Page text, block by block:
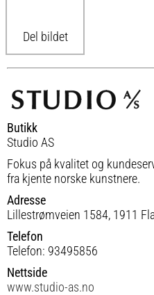
Del bildet
Butikk
Studio AS
Fokus på kvalitet og
fra kjente norske kunstnere.
Adresse
Lillestrømveien 1584, 1911
Telefon
Telefon: 93495856
Nettside
www.studio-as.no